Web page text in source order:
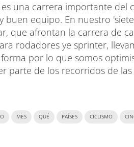
es una carrera importante del
buen equipo. En nuestro
que afrontan la carrera de
rodadores ye sprinter,
por lo que somos
parte de los recorridos de
MES QUÉ PAÍSES CICLISMO